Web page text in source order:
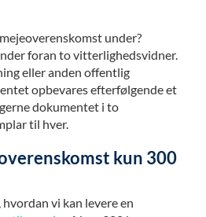
under?
foran to vitterlighedsvidner.
eller anden offentlig
opbevares efterfølgende et
dokumentet i to
til hver.
kun 300
vi kan levere en